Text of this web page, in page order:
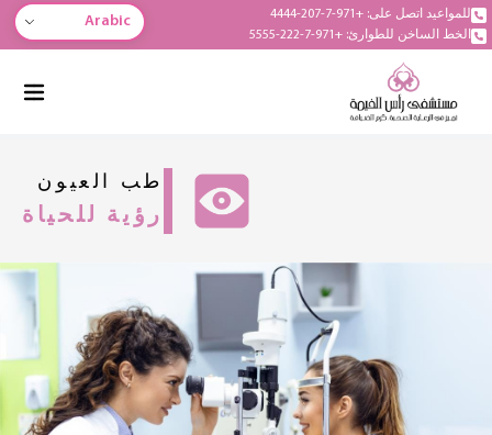
للمواعيد اتصل على: +971-7-207-4444
الخط الساخن للطوارئ: +971-7-222-5555
Arabic
طب العيون
رؤية للحياة